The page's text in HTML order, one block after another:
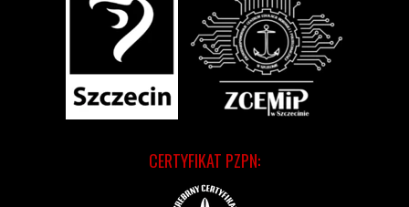
CERTYFIKAT PZPN: